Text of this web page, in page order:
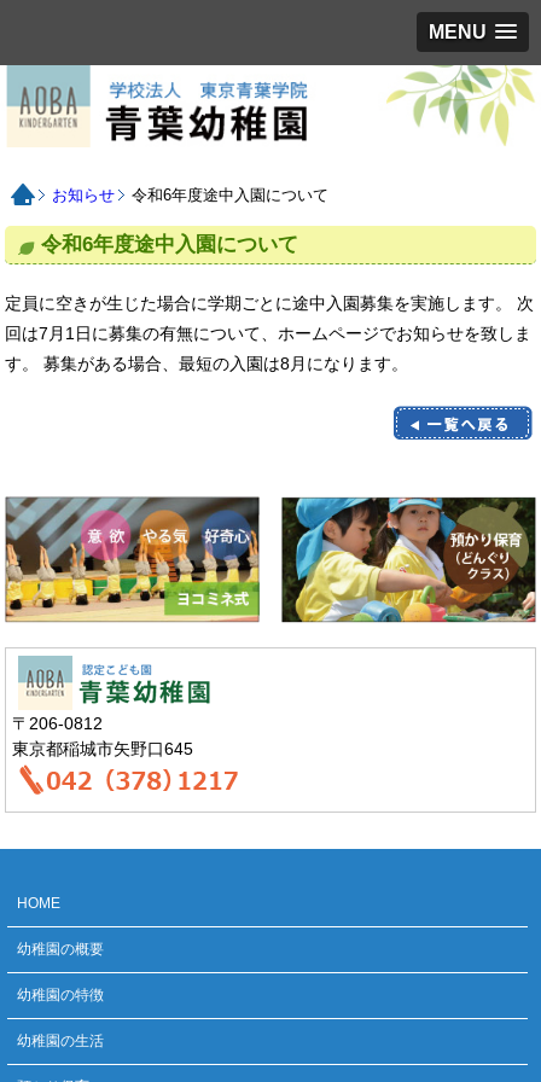
MENU
お知らせ 令和6年度途中入園について
令和6年度途中入園について
定員に空きが生じた場合に学期ごとに途中入園募集を実施します。 次
回は7月1日に募集の有無について、ホームページでお知らせを致しま
す。 募集がある場合、最短の入園は8月になります。
〒206-0812
東京都稲城市矢野口645
HOME
幼稚園の概要
幼稚園の特徴
幼稚園の生活